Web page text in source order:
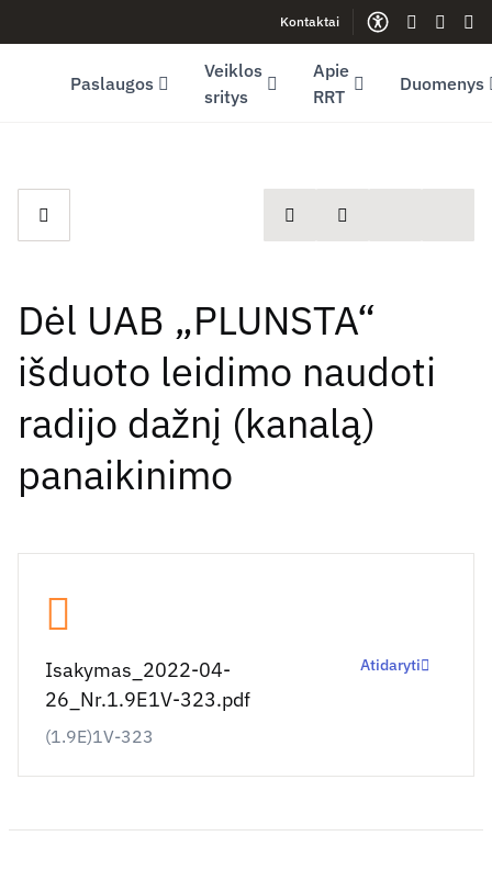
Youtube (opens in new window)Kontaktai
Gestų
Paslaugos
Veiklos
sritys
Apie
RRT
Duomenys
spausdintiDalintis
Dėl UAB „PLUNSTA“
išduoto leidimo naudoti
radijo dažnį (kanalą)
panaikinimo
Isakymas_2022-04-
26_Nr.1.9E1V-323.pdf
(1.9E)1V-323
Atidaryti